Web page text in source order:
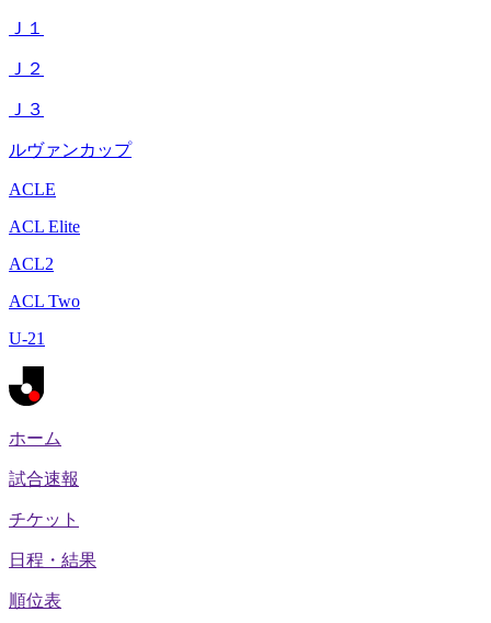
Ｊ１
Ｊ２
Ｊ３
ルヴァンカップ
ACLE
ACL Elite
ACL2
ACL Two
U-21
ホーム
試合速報
チケット
日程・結果
順位表